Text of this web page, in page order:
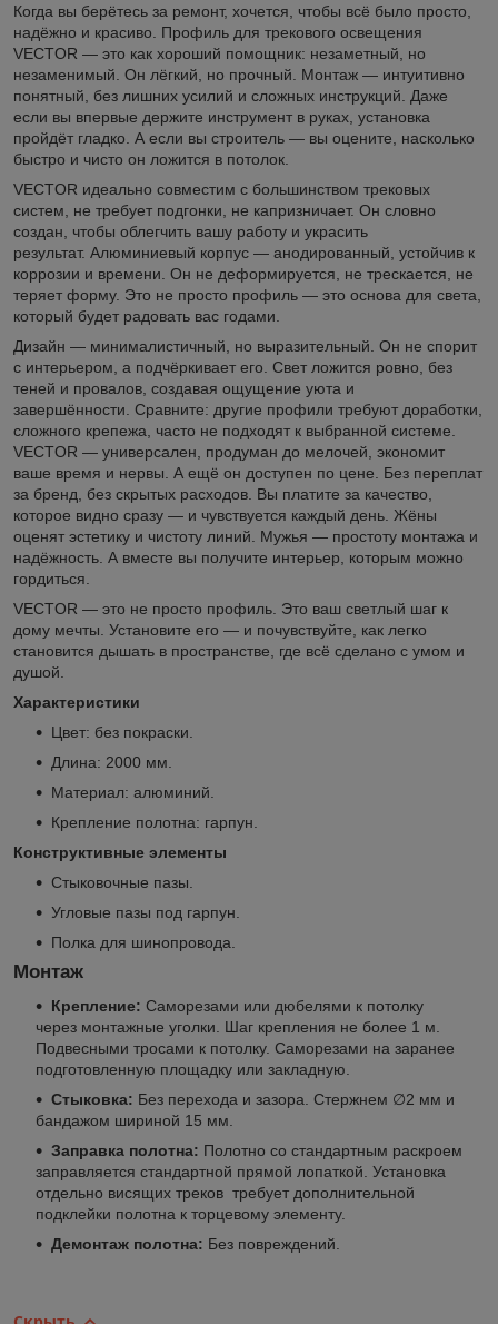
Когда вы берётесь за ремонт, хочется, чтобы всё было просто,
надёжно и красиво. Профиль для трекового освещения
VECTOR — это как хороший помощник: незаметный, но
незаменимый. Он лёгкий, но прочный. Монтаж — интуитивно
понятный, без лишних усилий и сложных инструкций. Даже
если вы впервые держите инструмент в руках, установка
пройдёт гладко. А если вы строитель — вы оцените, насколько
быстро и чисто он ложится в потолок.
VECTOR идеально совместим с большинством трековых
систем, не требует подгонки, не капризничает. Он словно
создан, чтобы облегчить вашу работу и украсить
результат. Алюминиевый корпус — анодированный, устойчив к
коррозии и времени. Он не деформируется, не трескается, не
теряет форму. Это не просто профиль — это основа для света,
который будет радовать вас годами.
Дизайн — минималистичный, но выразительный. Он не спорит
с интерьером, а подчёркивает его. Свет ложится ровно, без
теней и провалов, создавая ощущение уюта и
завершённости. Сравните: другие профили требуют доработки,
сложного крепежа, часто не подходят к выбранной системе.
VECTOR — универсален, продуман до мелочей, экономит
ваше время и нервы. А ещё он доступен по цене. Без переплат
за бренд, без скрытых расходов. Вы платите за качество,
которое видно сразу — и чувствуется каждый день. Жёны
оценят эстетику и чистоту линий. Мужья — простоту монтажа и
надёжность. А вместе вы получите интерьер, которым можно
гордиться.
VECTOR — это не просто профиль. Это ваш светлый шаг к
дому мечты. Установите его — и почувствуйте, как легко
становится дышать в пространстве, где всё сделано с умом и
душой.
Характеристики
Цвет: без покраски.
Длина: 2000 мм.
Материал: алюминий.
Крепление полотна: гарпун.
Конструктивные элементы
Стыковочные пазы.
Угловые пазы под гарпун.
Полка для шинопровода.
Монтаж
Крепление: Саморезами или дюбелями к потолку
через монтажные уголки. Шаг крепления не более 1 м.
Подвесными тросами к потолку. Саморезами на заранее
подготовленную площадку или закладную.
Стыковка: Без перехода и зазора. Стержнем ∅2 мм и
бандажом шириной 15 мм.
Заправка полотна: Полотно со стандартным раскроем
заправляется стандартной прямой лопаткой. Установка
отдельно висящих треков требует дополнительной
подклейки полотна к торцевому элементу.
Демонтаж полотна: Без повреждений.